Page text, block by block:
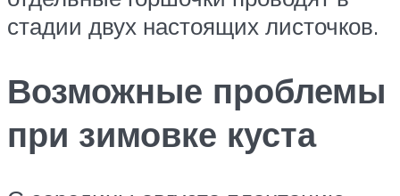
стадии двух настоящих листочков.
Возможные проблемы
при зимовке куста